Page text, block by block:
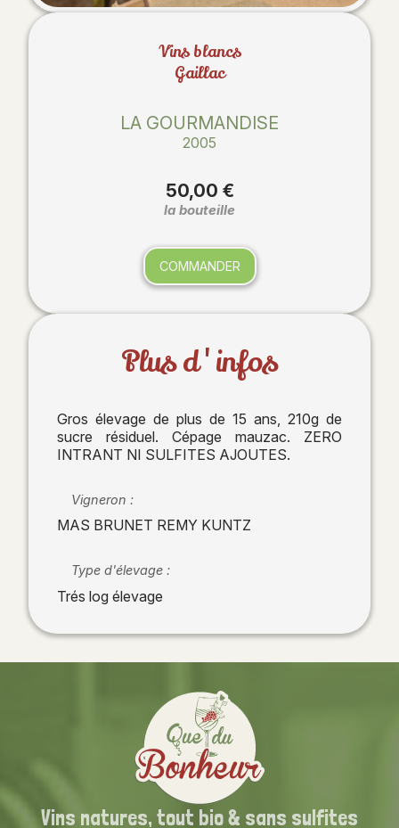
Vins blancs
Gaillac
LA GOURMANDISE
2005
50,00 €
la bouteille
COMMANDER
Plus d'infos
Gros élevage de plus de 15 ans, 210g de
sucre résiduel. Cépage mauzac. ZERO
INTRANT NI SULFITES AJOUTES.
Vigneron :
MAS BRUNET REMY KUNTZ
Type d'élevage :
Trés log élevage
Vins natures, tout bio& sans sulfites